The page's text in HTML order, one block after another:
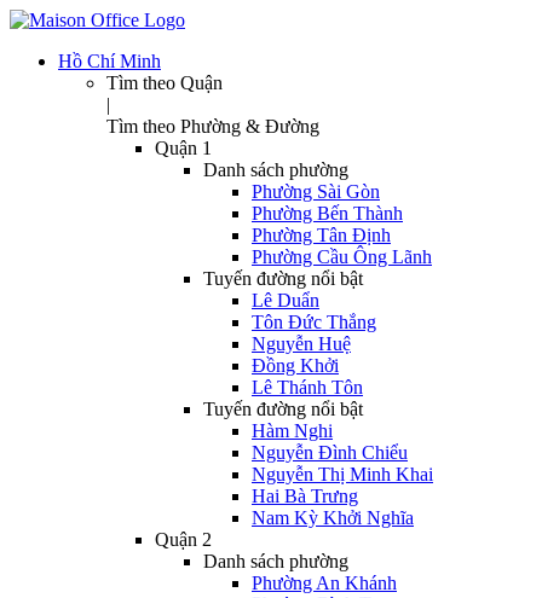
Hồ Chí Minh
Tìm theo Quận
|
Tìm theo Phường & Đường
Quận 1
Danh sách phường
Phường Sài Gòn
Phường Bến Thành
Phường Tân Định
Phường Cầu Ông Lãnh
Tuyến đường nổi bật
Lê Duẩn
Tôn Đức Thắng
Nguyễn Huệ
Đồng Khởi
Lê Thánh Tôn
Tuyến đường nổi bật
Hàm Nghi
Nguyễn Đình Chiểu
Nguyễn Thị Minh Khai
Hai Bà Trưng
Nam Kỳ Khởi Nghĩa
Quận 2
Danh sách phường
Phường An Khánh